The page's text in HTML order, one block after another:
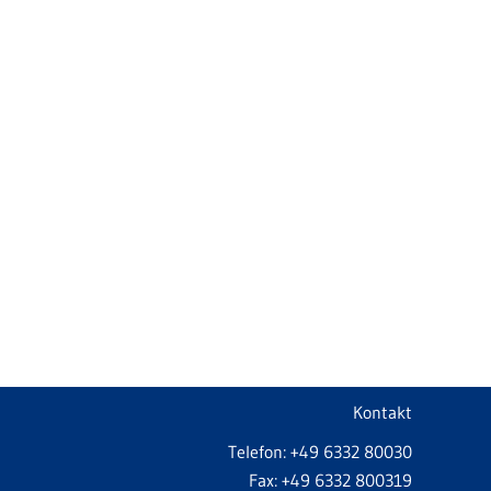
Kontakt
Telefon: +49 6332 80030
Fax: +49 6332 800319